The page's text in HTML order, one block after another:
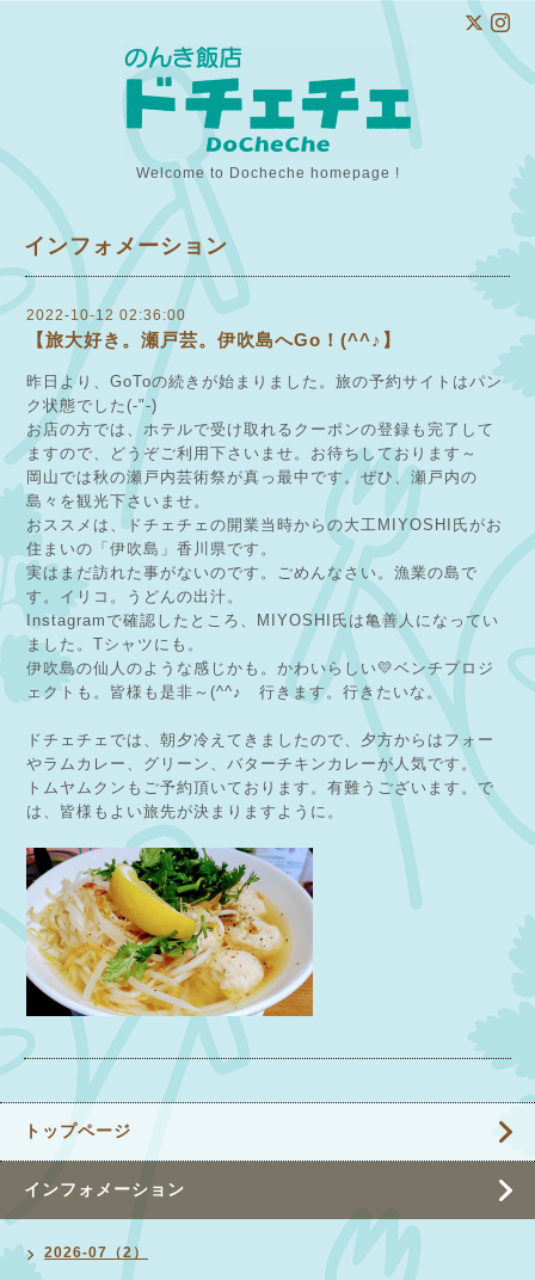
Welcome to Docheche homepage !
インフォメーション
2022-10-12 02:36:00
【旅大好き。瀬戸芸。伊吹島へGo！(^^♪】
昨日より、GoToの続きが始まりました。旅の予約サイトはパン
ク状態でした(-"-)
お店の方では、ホテルで受け取れるクーポンの登録も完了して
ますので、どうぞご利用下さいませ。お待ちしております～
岡山では秋の瀬戸内芸術祭が真っ最中です。ぜひ、瀬戸内の
島々を観光下さいませ。
おススメは、ドチェチェの開業当時からの大工MIYOSHI氏がお
住まいの「伊吹島」香川県です。
実はまだ訪れた事がないのです。ごめんなさい。漁業の島で
す。イリコ。うどんの出汁。
Instagramで確認したところ、MIYOSHI氏は亀善人になってい
ました。Tシャツにも。
伊吹島の仙人のような感じかも。かわいらしい💛ベンチプロジ
ェクトも。皆様も是非～(^^♪ 行きます。行きたいな。
ドチェチェでは、朝夕冷えてきましたので、夕方からはフォー
やラムカレー、グリーン、バターチキンカレーが人気です。
トムヤムクンもご予約頂いております。有難うございます。で
は、皆様もよい旅先が決まりますように。
トップページ
インフォメーション
2026-07（2）